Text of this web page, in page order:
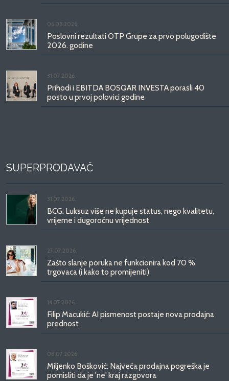
06.08.2026.
Poslovni rezultati OTP Grupe za prvo polugodište
2026. godine
31.07.2026.
Prihodi i EBITDA BOSQAR INVESTA porasli 40
posto u prvoj polovici godine
SUPERPRODAVAČ
31.07.2026.
BCG: Luksuz više ne kupuje status, nego kvalitetu,
vrijeme i dugoročnu vrijednost
27.07.2026.
Zašto slanje poruka ne funkcionira kod 70 %
trgovaca (i kako to promijeniti)
14.07.2026.
Filip Macukić: AI pismenost postaje nova prodajna
prednost
08.07.2026.
Miljenko Bošković: Najveća prodajna pogreška je
pomisliti da je 'ne' kraj razgovora